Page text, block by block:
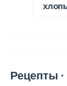
Рецепты